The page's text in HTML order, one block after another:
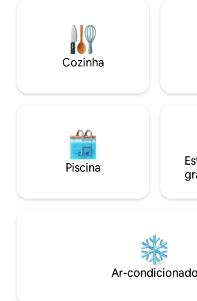
parte de água interna, spa, restaurante,
piscinas externas aquecidas, banheiras
de hidromassagem, quadras de tênis e
Cozinha
Piscina
Ar-condicionado